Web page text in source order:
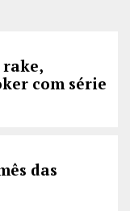
rake,
com série
das